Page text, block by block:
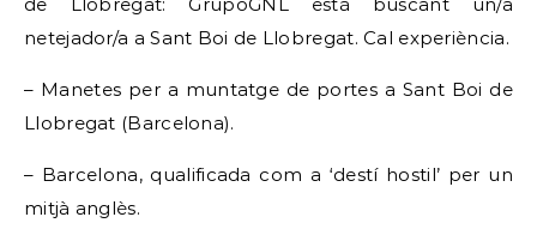
netejador/a a Sant Boi de Llobregat. Cal experiència.
– Manetes per a muntatge de portes a Sant Boi de
Llobregat (Barcelona).
– Barcelona, ​​qualificada com a ‘destí hostil’ per un
mitjà anglès.